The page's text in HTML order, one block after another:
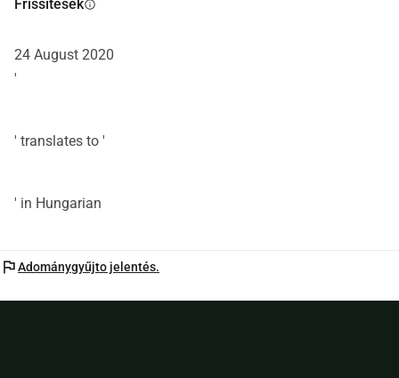
Frissítésekinfo
24 August 2020
'
' translates to '
' in Hungarian
flagAdománygyűjto jelentés.